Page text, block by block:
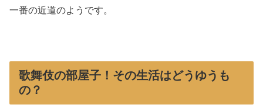
一番の近道のようです。
歌舞伎の部屋子！その生活はどうゆうも
の？